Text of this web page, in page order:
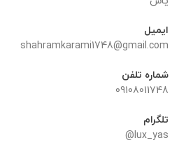
ایمیل
shahramkarami1748@gmail.com
شماره تلفن
09108011748
تلگرام
lux_yas@